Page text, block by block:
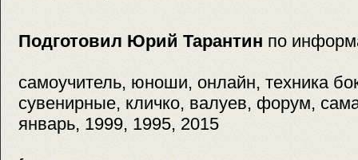
Подготовил Юрий Тарантин по
самоучитель, юноши, онлайн, техника
сувенирные, кличко, валуев, форум,
январь, 1999, 1995, 2015